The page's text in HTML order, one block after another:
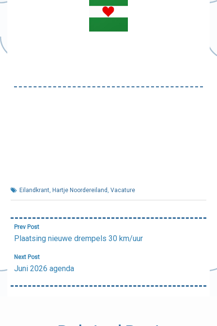
Eilandkrant, Hartje Noordereiland, Vacature
Bericht
navigatie
Prev Post
Plaatsing nieuwe drempels 30 km/uur
Next Post
Juni 2026 agenda